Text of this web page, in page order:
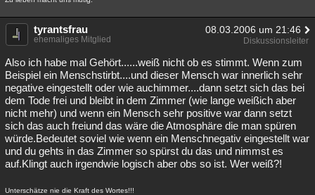
tyrantsfrau 08.03.2006 um 21:46
ehemaliges Mitglied Diskussionsleiter
Also ich habe mal Gehört......weiß nicht ob es stimmt. Wenn zum
Beispiel ein Menschstirbt....und dieser Mensch war innerlich sehr
negative eingestellt oder wie auchimmer....dann setzt sich das bei
dem Tode frei und bleibt in dem Zimmer (wie lange weißich aber
nicht mehr) und wenn ein Mensch sehr positive war dann setzt
sich das auch freiund das wäre die Atmosphäre die man spüren
würde.Bedeutet soviel wie wenn ein Menschnegativ eingestellt war
und du gehts in das Zimmer so spürst du das und nimmst es
auf.Klingt auch irgendwie logisch aber obs so ist. Wer weiß?!
Unterschätze nie die Kraft des Wortes!!!